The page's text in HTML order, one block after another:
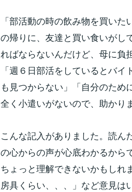
「部活動の時の飲み物を買い
の帰りに、友達と買い食いがし
ればならないんだけど、母に負
「週６日部活をしているとバ
も見つからない」「自分のため
全く小遣いがないので、助かり
こんな記入がありました。読ん
の心からの声が心底わかるから
ちょっと理解できないかもしれ
房具くらい、、、」など意見は